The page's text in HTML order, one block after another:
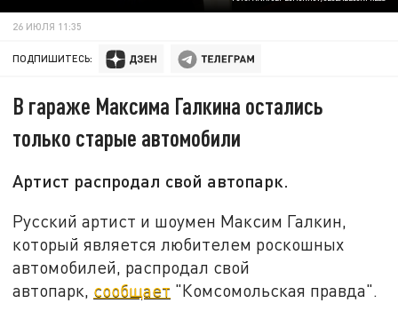
26 ИЮЛЯ 11:35
ПОДПИШИТЕСЬ:
В гараже Максима Галкина остались
только старые автомобили
Артист распродал свой автопарк.
Русский артист и шоумен Максим Галкин,
который является любителем роскошных
автомобилей, распродал свой
автопарк, сообщает "Комсомольская правда".